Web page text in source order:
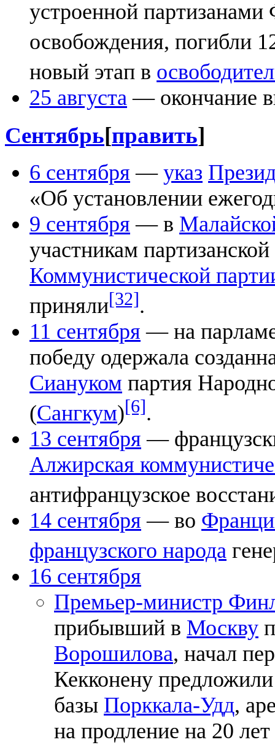
устроенной
освобождения, погибли
новый этап в
25 августа — окончание
Сентябрь[править]
6 сентября — указ
«Об установлении
9 сентября — в
участникам
Коммунистической
приняли[32].
11 сентября — на
победу одержала
Сиануком партия
(Сангкум)[6].
13 сентября —
Алжирская
антифранцузское
14 сентября — во
французского народа
16 сентября
Премьер-министр
прибывший в Москву
Ворошилова, начал
Кекконену
базы Порккала-Удд,
на продление на 20